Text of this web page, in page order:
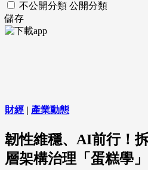
不公開分類 公開分類
儲存
財經 | 產業動態
韌性維穩、AI前行！
層架構治理「蛋糕學